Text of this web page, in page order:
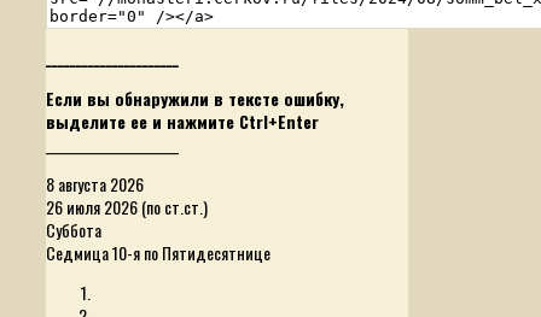
Если вы обнаружили в тексте ошибку,
выделите ее и нажмите Ctrl+Enter
8 августа 2026
26 июля 2026 (по ст.ст.)
Суббота
Седмица 10-я по Пятидесятнице